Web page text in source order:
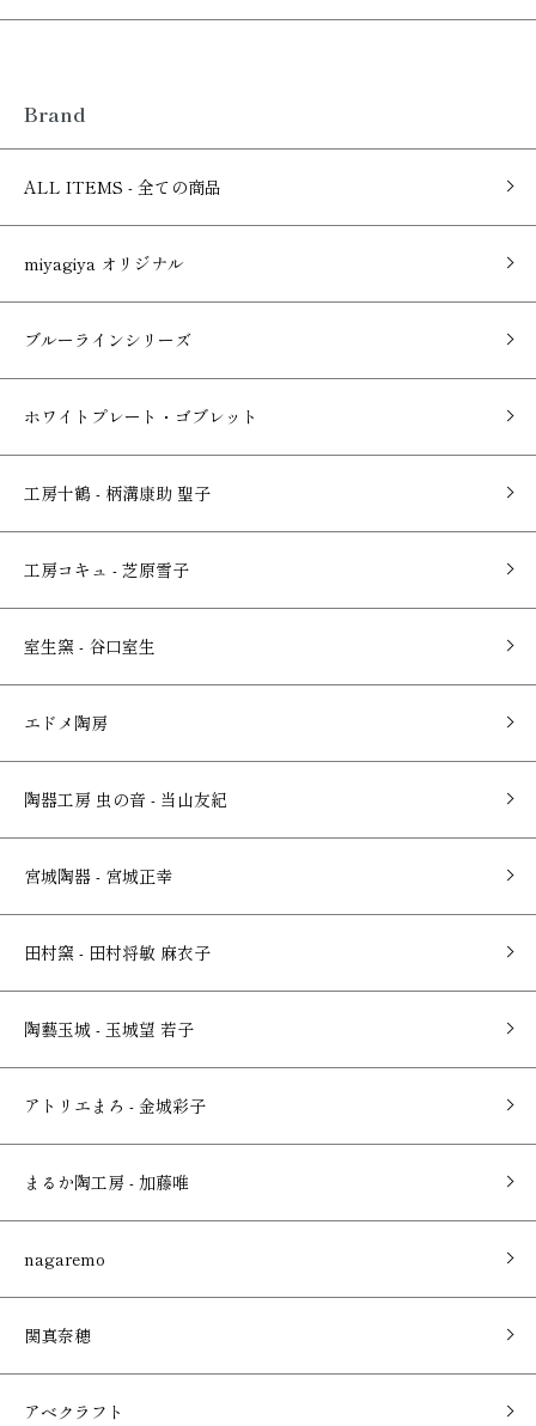
Brand
ALL ITEMS - 全ての商品
miyagiya オリジナル
ブルーラインシリーズ
ホワイトプレート・ゴブレット
工房十鶴 - 柄溝康助 聖子
工房コキュ - 芝原雪子
室生窯 - 谷口室生
エドメ陶房
陶器工房 虫の音 - 当山友紀
宮城陶器 - 宮城正幸
田村窯 - 田村将敏 麻衣子
陶藝玉城 - 玉城望 若子
アトリエまろ - 金城彩子
まるか陶工房 - 加藤唯
nagaremo
関真奈穂
アベクラフト